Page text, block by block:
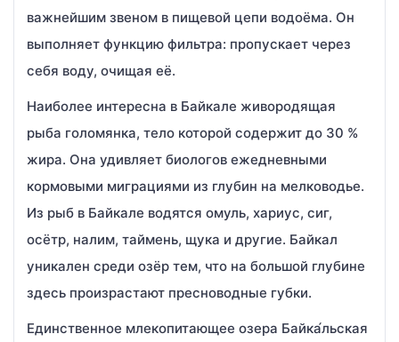
важнейшим звеном в пищевой цепи водоёма. Он
выполняет функцию фильтра: пропускает через
себя воду, очищая её.
Наиболее интересна в Байкале живородящая
рыба голомянка, тело которой содержит до 30 %
жира. Она удивляет биологов ежедневными
кормовыми миграциями из глубин на мелководье.
Из рыб в Байкале водятся омуль, хариус, сиг,
осётр, налим, таймень, щука и другие. Байкал
уникален среди озёр тем, что на большой глубине
здесь произрастают пресноводные губки.
Единственное млекопитающее озера Байка́льская